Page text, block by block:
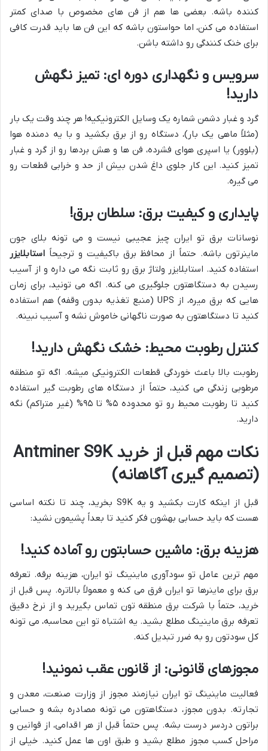
کننده باشه. بعضی ها هم از فن های مخصوص با صدای کمتر
استفاده می کنن، اما حواستون باشه که این فن ها باید قدرت کافی
برای خنک کنندگی رو داشته باشن.
سرویس و نگهداری دوره ای: تمیز نگهش
دارید!
گرد و غبار دشمن شماره یک وسایل الکترونیکیه! هر چند وقت یک بار
(مثلاً ماهی یک بار)، دستگاه رو از برق بکشید و با یه دمنده هوا
(بلوور) یا اسپری هوای فشرده، فن ها و هش بردها رو از گرد و غبار
تمیز کنید. این کار جلوی داغ شدن بیش از حد و خرابی قطعات رو
می گیره.
پایداری و کیفیت برق: سلطان برق!
نوسانات برق تو ایران چیز عجیبی نیست و می تونه بلای جون
ماینرتون باشه. حتماً از محافظ برق باکیفیت و ترجیحاً استابلایزر
استفاده کنید. استابلایزر ولتاژ برق رو ثابت نگه می داره و از آسیب
رسیدن به دستگاهتون جلوگیری می کنه. اگه می تونید، برای زمان
هایی که برق میره، از UPS (منبع تغذیه بدون وقفه) هم استفاده
کنید تا دستگاهتون به صورت ناگهانی خاموش نشه و آسیب نبینه.
کنترل رطوبت محیط: خشک نگهش دارید!
رطوبت بالا باعث خوردگی قطعات الکترونیکی میشه. اگه تو منطقه
مرطوبی زندگی می کنید، حتماً از دستگاه های رطوبت گیر استفاده
کنید تا رطوبت محیط رو تو محدوده ۵% تا ۹۵% (غیر متراکم) نگه
دارید.
نکات مهم قبل از خرید Antminer S9K
(تصمیم گیری آگاهانه)
قبل از اینکه کارت بکشید و یه S9K بخرید، چند تا نکته اساسی
هست که باید حسابی بهشون فکر کنید تا بعداً پشیمون نشید:
هزینه برق: ماشین حسابتون رو آماده کنید!
مهم ترین عامل تو سودآوری ماینینگ تو ایران، هزینه برقه. تعرفه
برق برای ماینرها تو ایران فرق می کنه و معمولاً بالاتره. پس قبل از
خرید، حتماً با شرکت برق منطقه تون تماس بگیرید و از نرخ دقیق
تعرفه برق ماینینگ مطلع بشید. یه اشتباه تو این محاسبه، می تونه
کل سودتون رو به ضرر تبدیل کنه.
مجوزهای قانونی: از قانون عقب نمونید!
فعالیت ماینینگ تو ایران نیازمند مجوز از وزارت صنعت، معدن و
تجارته. بدون مجوز، دستگاهتون می تونه مصادره بشه و حسابی
براتون دردسر درست بشه. پس حتماً قبل از هر اقدامی، از قوانین و
مراحل کسب مجوز مطلع بشید و طبق اون ها عمل کنید. خیلی از